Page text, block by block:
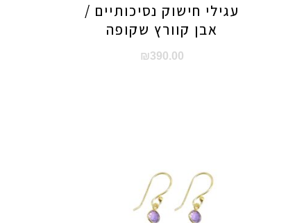
עגילי חישוק נסיכותיים /
אבן קוורץ שקופה
₪390.00